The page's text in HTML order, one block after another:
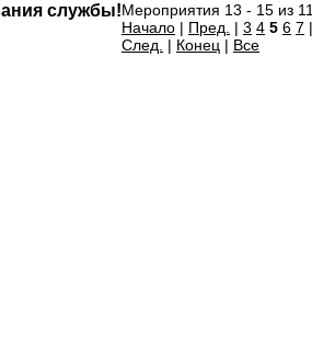
службы!Мероприятия 13 - 15 из
Начало | Пред. | 3 4 5 6 7 |
След.
| Конец | Все